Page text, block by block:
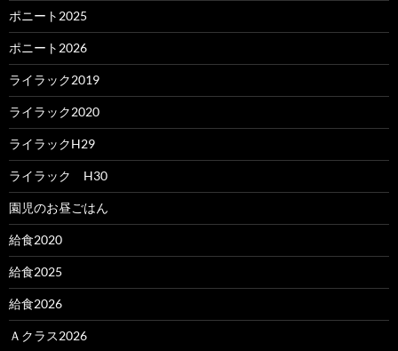
ポニート2025
ポニート2026
ライラック2019
ライラック2020
ライラックH29
ライラック H30
園児のお昼ごはん
給食2020
給食2025
給食2026
Ａクラス2026